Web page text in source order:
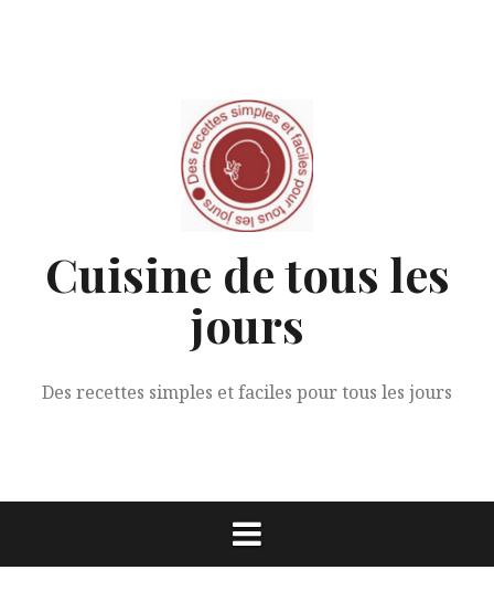
Cuisine de tous les
jours
Des recettes simples et faciles pour tous les jours